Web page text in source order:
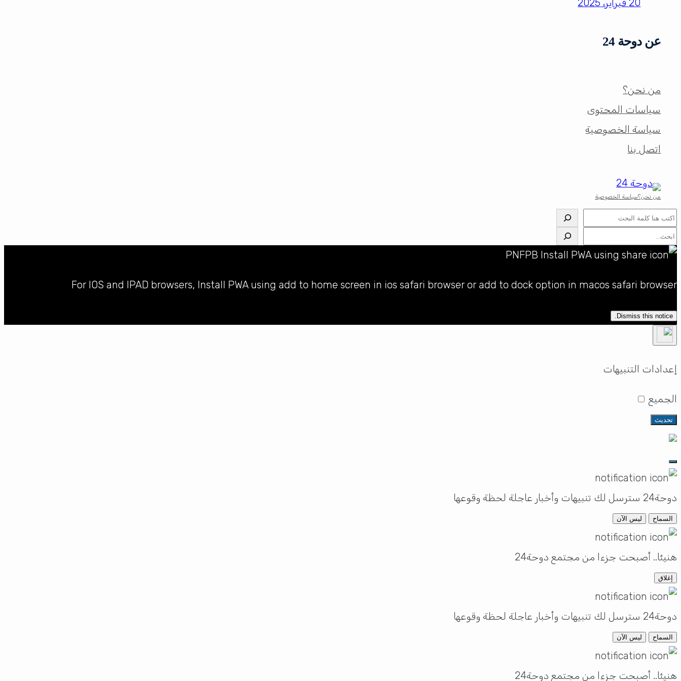
20 فبراير، 2025
عن دوحة 24
من نحن؟
سياسات المحتوى
سياسة الخصوصية
اتصل بنا
من نحن؟سياسة الخصوصية
البحث
البحث
For IOS and IPAD browsers, Install PWA using add to home screen in ios safari browser or add to dock option in macos safari browser
Dismiss this notice.
إعدادات التنبيهات
الجميع
تحديث
دوحة24 سترسل لك تنبيهات وأخبار عاجلة لحظة وقوعها
السماح ليس الآن
هنيئا.. أصبحت جزءا من مجتمع دوحة24
إغلاق
دوحة24 سترسل لك تنبيهات وأخبار عاجلة لحظة وقوعها
السماح ليس الآن
هنيئا.. أصبحت جزءا من مجتمع دوحة24